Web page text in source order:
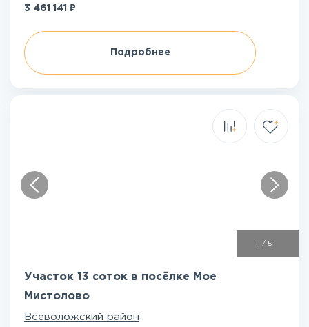
3 461 141 ₽
Подробнее
/ 5
Участок 13 соток в посёлке Мое
Мистолово
Всеволожский район